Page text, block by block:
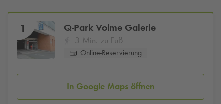
1 Q-Park Volme Galerie
3 Min. zu Fuß
Online-Reservierung
In Google Maps öffnen